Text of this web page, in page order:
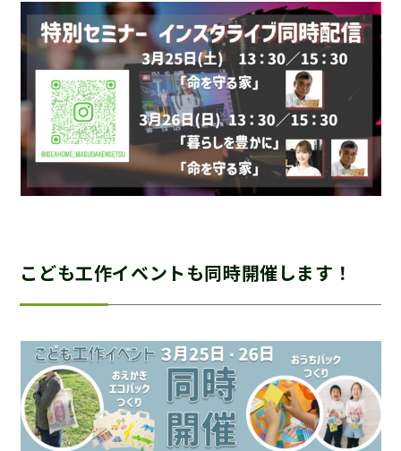
こども工作イベントも同時開催します！